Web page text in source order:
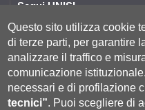
Segui UNISI
Segui DSFTA
Questo sito utilizza cookie
di terze parti, per garantire
analizzare il traffico e
comunicazione istituzionale.
necessari e di profilazione
tecnici”. Puoi scegliere di